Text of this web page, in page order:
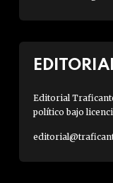
Editorial
político bajo